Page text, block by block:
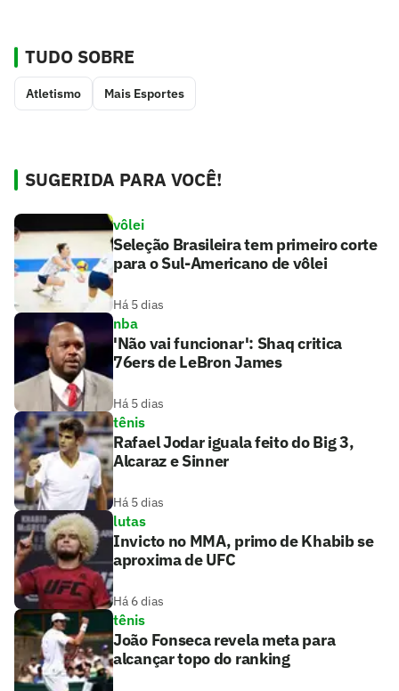
TUDO SOBRE
Atletismo Mais Esportes
SUGERIDA PARA VOCÊ!
vôlei
Seleção Brasileira tem primeiro corte
para o Sul-Americano de vôlei
Há 5 dias
nba
'Não vai funcionar': Shaq critica
76ers de LeBron James
Há 5 dias
tênis
Rafael Jodar iguala feito do Big 3,
Alcaraz e Sinner
Há 5 dias
lutas
Invicto no MMA, primo de Khabib se
aproxima de UFC
Há 6 dias
tênis
João Fonseca revela meta para
alcançar topo do ranking